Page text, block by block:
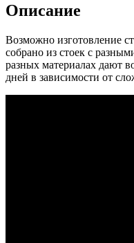
Описание
Возможно изготовление
собрано из стоек с
разных материалах дают
дней в зависимости от